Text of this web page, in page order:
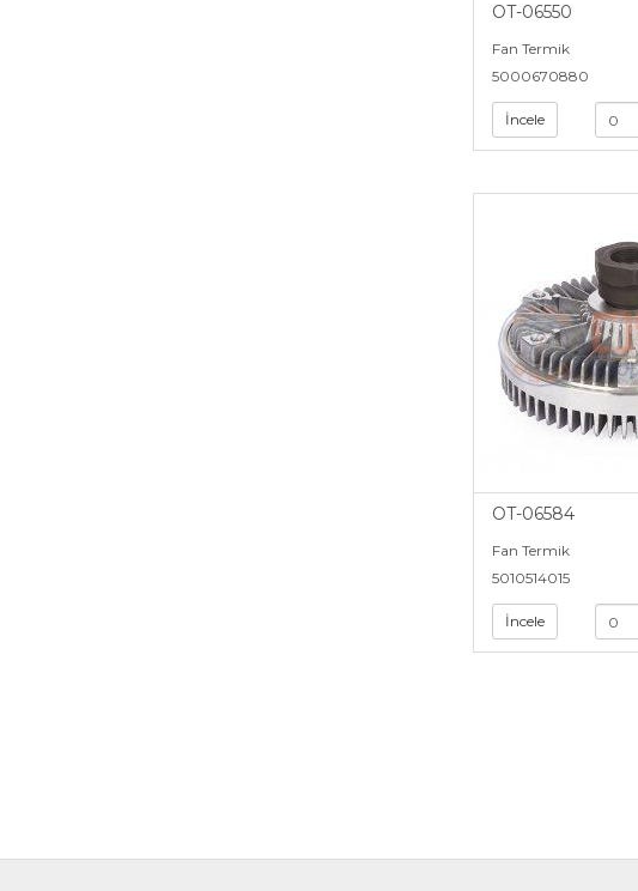
OT-06550
Fan Termik
5000670880
İncele
OT-06584
Fan Termik
5010514015
İncele